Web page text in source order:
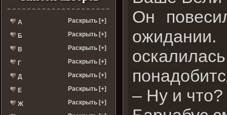
А Раскрыть [+]
Б Раскрыть [+]
В Раскрыть [+]
Г Раскрыть [+]
Д Раскрыть [+]
Е Раскрыть [+]
Ж Раскрыть [+]
Он
– Ну и